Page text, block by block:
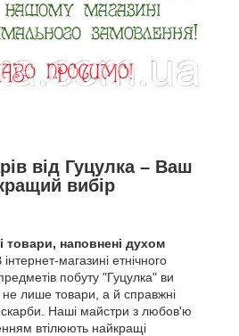
від Гуцулка – Ваш
вибір
товари, наповнені духом
інтернет-магазині етнічного
побуту "Гуцулка" ви
не лише товари, а й справжні
скарби. Наші майстри з любов'ю
втілюють найкращі